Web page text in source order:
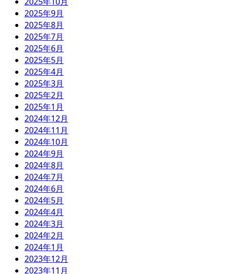
2025年9月
2025年8月
2025年7月
2025年6月
2025年5月
2025年4月
2025年3月
2025年2月
2025年1月
2024年12月
2024年11月
2024年10月
2024年9月
2024年8月
2024年7月
2024年6月
2024年5月
2024年4月
2024年3月
2024年2月
2024年1月
2023年12月
2023年11月